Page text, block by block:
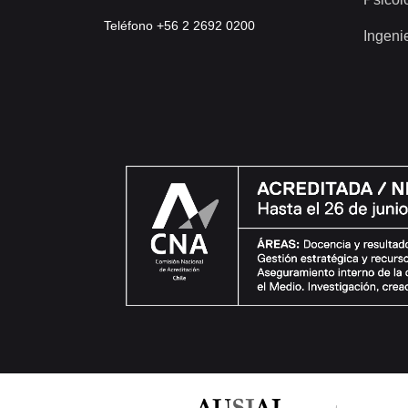
Teléfono +56 2 2692 0200